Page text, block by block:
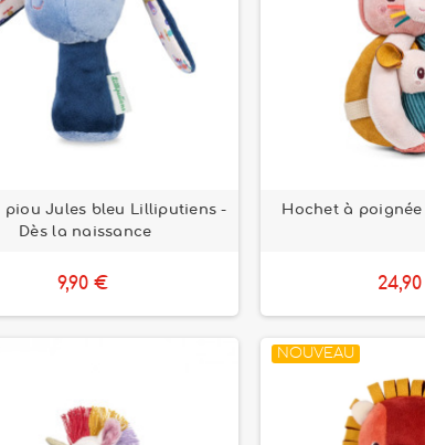
piou Jules bleu Lilliputiens -
Dès la naissance
9,90 €
Hochet à
NOUVEAU